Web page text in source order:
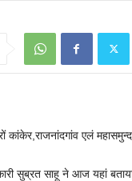
कांकेर,राजनांदगांव एलं
सुब्रत साहू ने आज यहां